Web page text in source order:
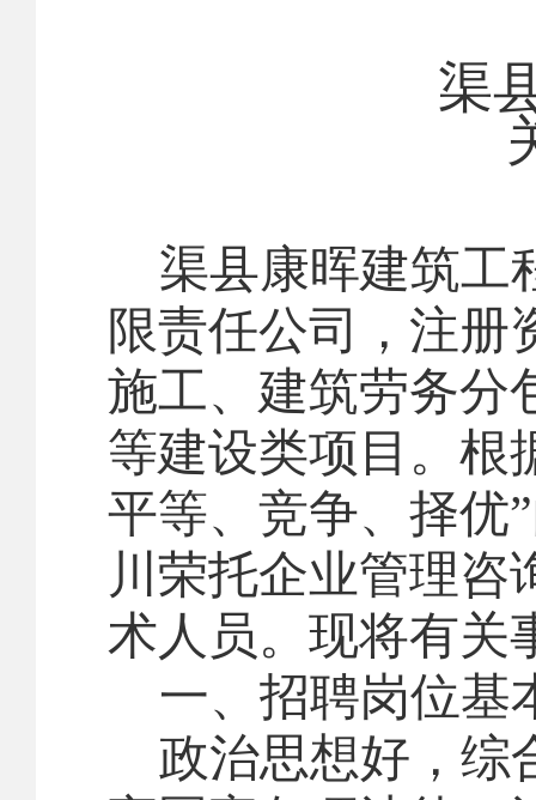
渠
渠县康晖建筑工
限责任公司，注册
施工、建筑劳务分
等建设类项目。根
平等、竞争、择优
川荣托企业管理咨
术人员。现将有关
一、招聘岗位基
政治思想好，综